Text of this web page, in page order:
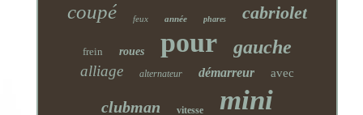
coupé feux année phares cabriolet
frein roues pour gauche
alliage alternateur démarreur avec
clubman vitesse mini